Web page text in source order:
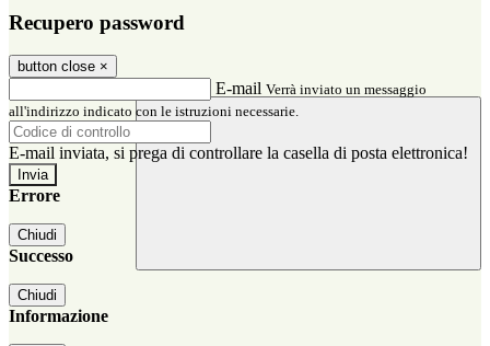
Recupero password
button close ×
E-mail Verrà inviato un messaggio
all'indirizzo indicato con le istruzioni necessarie.
E-mail inviata, si prega di controllare la casella di posta elettronica!
Errore
Chiudi
Successo
Chiudi
Informazione